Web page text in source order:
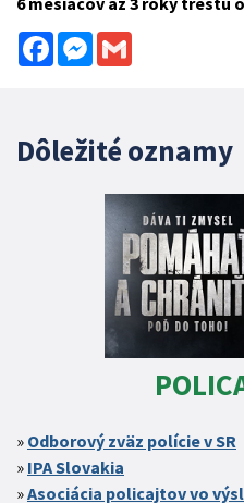
FacebookMessenger
Dôležité oznamy
Odborový zväz polície v SR
IPA Slovakia
Asociácia policajtov vo